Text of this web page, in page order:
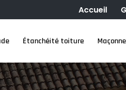
Navigation
Accueil
Étanchéité toiture